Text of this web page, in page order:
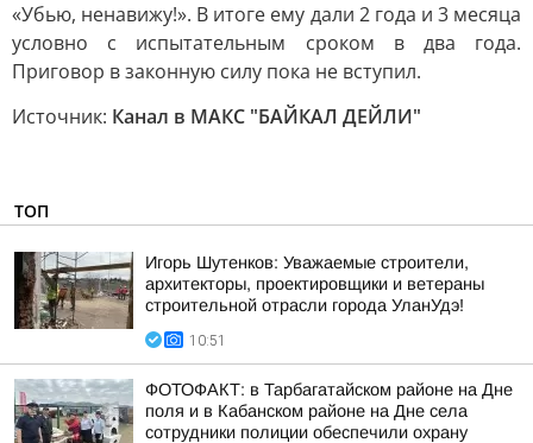
«Убью, ненавижу!». В итоге ему дали 2 года и 3 месяца
условно с испытательным сроком в два года.
Приговор в законную силу пока не вступил.
Источник: Канал в МАКС "БАЙКАЛ ДЕЙЛИ"
ТОП
Игорь Шутенков: Уважаемые строители,
архитекторы, проектировщики и ветераны
строительной отрасли города УланУдэ!
10:51
ФОТОФАКТ: в Тарбагатайском районе на Дне
поля и в Кабанском районе на Дне села
сотрудники полиции обеспечили охрану